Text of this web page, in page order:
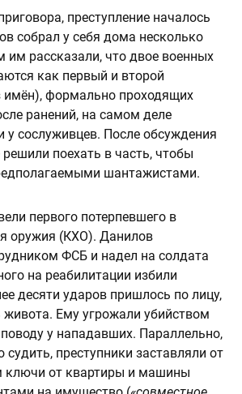
преступление началось
собрал у себя дома несколько
им рассказали, что двое военных
как первый и второй
имён), формально проходящих
ранений, на самом деле
у сослуживцев. После обсуждения
решили поехать в часть, чтобы
шантажистами.
первого потерпевшего в
оружия (КХО). Данилов
ФСБ и надел на солдата
на реабилитации избили
десяти ударов пришлось по лицу,
Ему угрожали убийством
у нападавших. Параллельно,
преступники заставляли от
ключи от квартиры и машины